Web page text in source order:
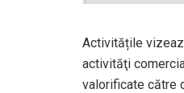
Activitățile
activităţi
valorificate către